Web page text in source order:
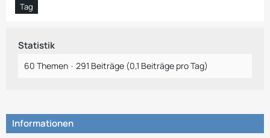
Tag
Statistik
60 Themen 291 Beiträge (0,1 Beiträge pro Tag)
Informationen